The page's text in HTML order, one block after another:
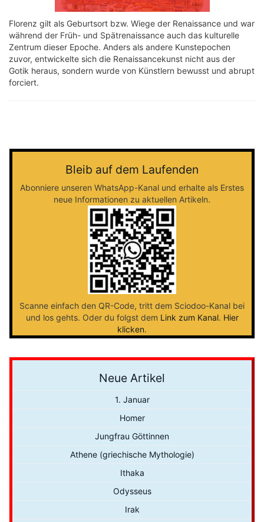
Florenz gilt als Geburtsort bzw. Wiege der Renaissance und war
während der Früh- und Spätrenaissance auch das kulturelle
Zentrum dieser Epoche. Anders als andere Kunstepochen
zuvor, entwickelte sich die Renaissancekunst nicht aus der
Gotik heraus, sondern wurde von Künstlern bewusst und abrupt
forciert.
Bleib auf dem Laufenden
Abonniere unseren WhatsApp-Kanal und erhalte als Erstes
neue Informationen zu aktuellen Artikeln.
Scanne einfach den QR-Code, tritt dem Sciodoo-Kanal bei
und los gehts. Oder du folgst dem Link zum Kanal. Hier
klicken.
Neue Artikel
1. Januar
Homer
Jungfrau Göttinnen
Athene (griechische Mythologie)
Ithaka
Odysseus
Irak